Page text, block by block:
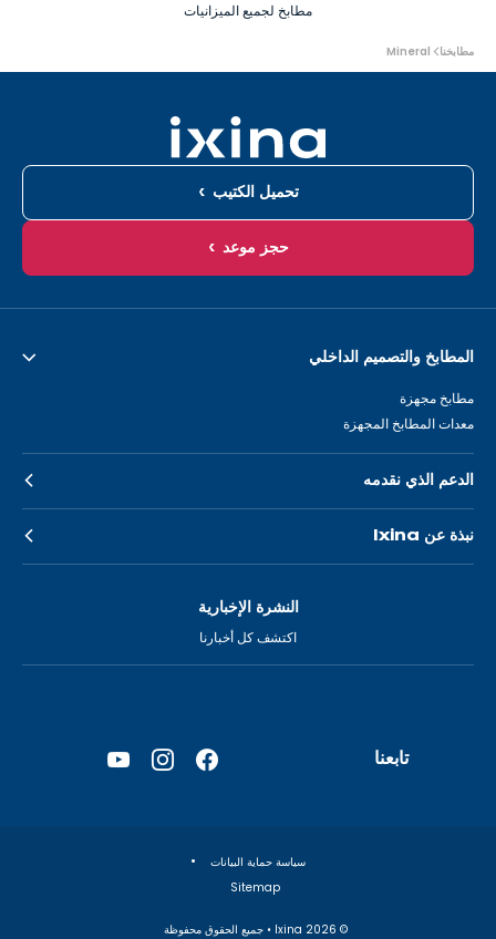
مطابخ لجميع الميزانيات
أنت
هنا:
مطابخنا Mineral
تحميل الكتيب
حجز موعد
المطابخ والتصميم الداخلي
مطابخ مجهزة
معدات المطابخ المجهزة
الدعم الذي نقدمه
نبذة عن Ixina
النشرة الإخبارية
اكتشف كل أخبارنا
تابعنا
Facebook
جديدة
Instagram
YouTube
سياسة حماية البيانات
Sitemap
© Ixina
2026 • جميع الحقوق محفوظة